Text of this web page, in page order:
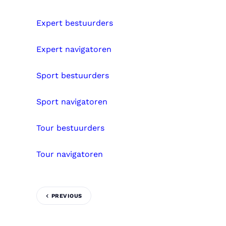
Expert bestuurders
Expert navigatoren
Sport bestuurders
Sport navigatoren
Tour bestuurders
Tour navigatoren
PREVIOUS